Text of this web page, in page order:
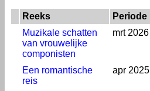
Reeks Periode
Muzikale schatten
van vrouwelijke
componisten
mrt 2026
Een romantische
reis
apr 2025